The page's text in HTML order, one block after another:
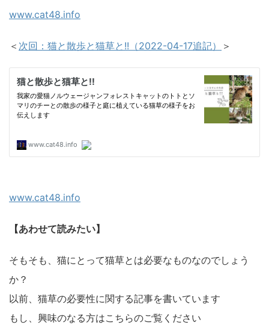
www.cat48.info
＜ 次回：猫と散歩と猫草と!!（2022-04-17追記） ＞
www.cat48.info
【あわせて読みたい】
そもそも、猫にとって猫草とは必要なものなのでしょう
か？
以前、猫草の必要性に関する記事を書いています
もし、興味のなる方はこちらのご覧ください